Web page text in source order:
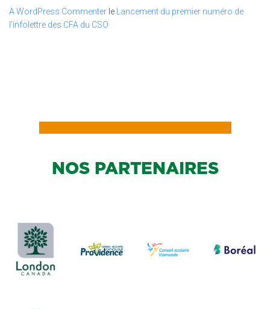
A WordPress Commenter le
Lancement du premier numéro de
l’infolettre des CFA du CSO
NOS PARTENAIRES